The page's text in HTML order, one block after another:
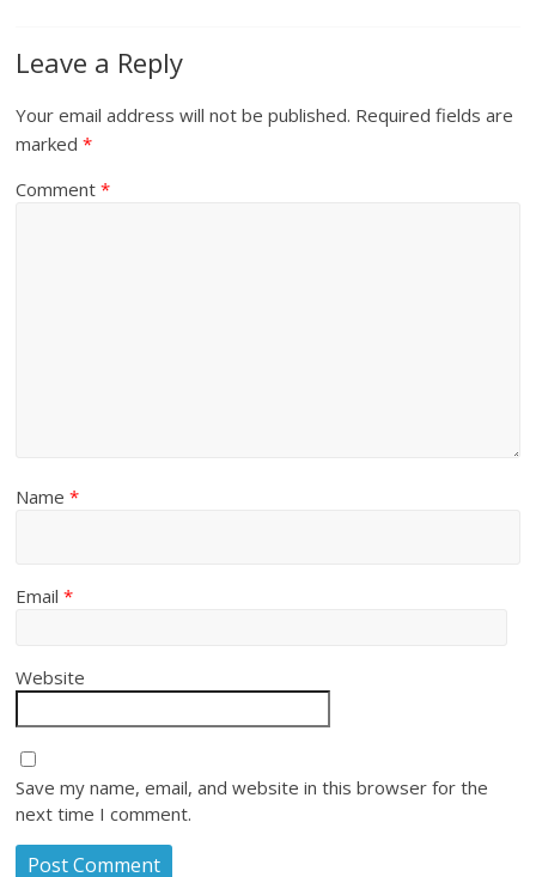
Leave a Reply
Your email address will not be published. Required fields are
marked*
Comment*
Name*
Email*
Website
Save my name, email, and website in this browser for the
next time I comment.